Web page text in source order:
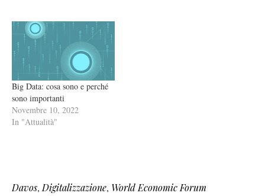
Big Data: cosa sono e perché
sono importanti
Novembre 10, 2022
In "Attualità"
Davos, Digitalizzazione, World Economic Forum